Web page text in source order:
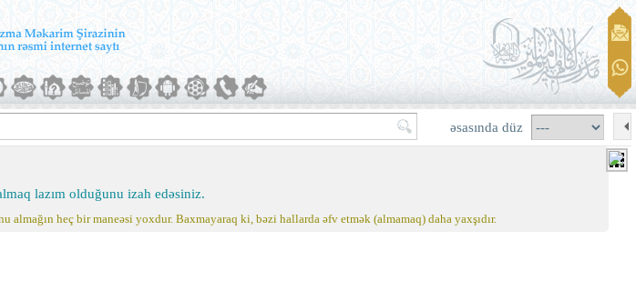
əsasında düz
lazım olduğunu izah edəsiniz.
heç bir maneəsi yoxdur. Baxmayaraq ki, bəzi hallarda əfv etmək (almamaq) daha yaxşıdır.